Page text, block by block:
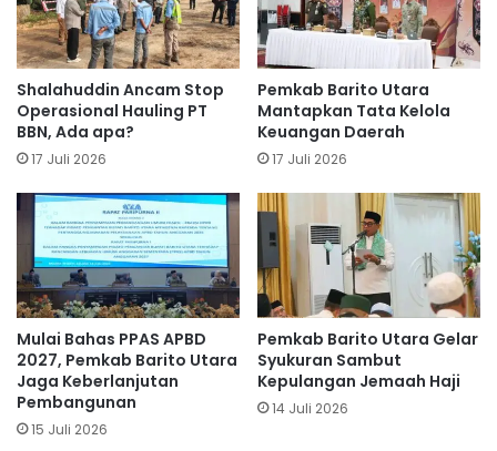
Shalahuddin Ancam Stop
Operasional Hauling PT
BBN, Ada apa?
17 Juli 2026
Pemkab Barito Utara
Mantapkan Tata Kelola
Keuangan Daerah
17 Juli 2026
Mulai Bahas PPAS APBD
2027, Pemkab Barito Utara
Jaga Keberlanjutan
Pembangunan
15 Juli 2026
Pemkab Barito Utara Gelar
Syukuran Sambut
Kepulangan Jemaah Haji
14 Juli 2026